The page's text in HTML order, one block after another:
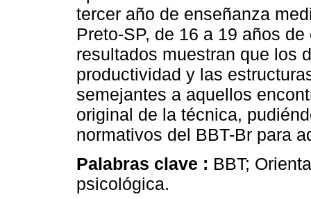
tercer año de enseñanza
Preto-SP, de 16 a 19 años
resultados muestran que los
productividad y las
semejantes a aquellos
original de la técnica,
normativos del BBT-Br para
Palabras clave : BBT;
psicológica.